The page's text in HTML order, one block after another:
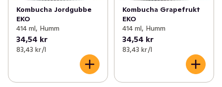
Kombucha Jordgubbe
EKO
414 ml, Humm
34,54 kr
83,43 kr /l
Kombucha Grapefrukt
EKO
414 ml, Humm
34,54 kr
83,43 kr /l